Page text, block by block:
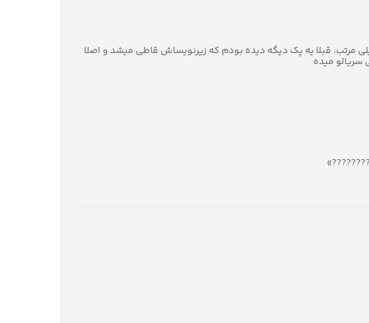
مرتب. قبلا یه پک دیگه دیده بودم که زیرنویساش قاطی میشد و اصلا
میده